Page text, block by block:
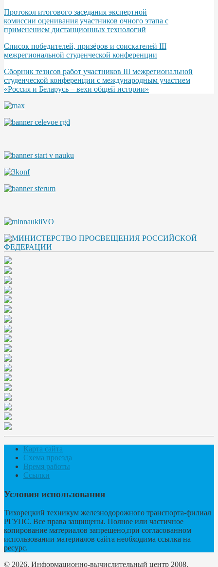
Протокол итогового заседания экспертной
комиссии оценивания участников очного этапа с
применением дистанционных технологий
Список победителей, призёров и соискателей III
межрегиональной студенческой конференции
Сборник тезисов работ участников III межрегиональной
студенческой конференции с международным участием
«Россия и Беларусь – вехи общей истории»
Карта сайта
Схема проезда
Время работы
Ссылки
Условия использования
Тихорецкий техникум железнодорожного транспорта-филиал
РГУПС. Все права защищены. Полное или частичное
копирование материалов запрещено,при согласованном
использовании материалов сайта необходима ссылка на
ресурс.
© 2026. Информационно-вычислительный центр 2008.